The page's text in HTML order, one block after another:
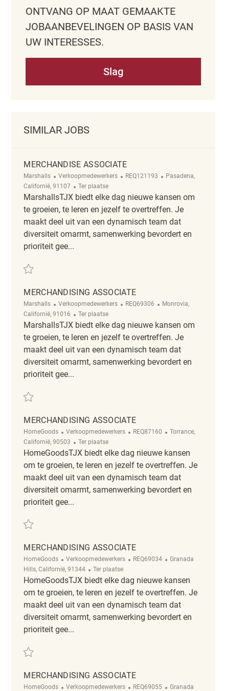
ONTVANG OP MAAT GEMAAKTE
JOBAANBEVELINGEN OP BASIS VAN
UW INTERESSES.
Slag
SIMILAR JOBS
MERCHANDISE ASSOCIATE
Marshalls Categorie
Verkoopmedewerkers ReqId
REQ121193 Plaats
Pasadena,
Californië, 91107
Afgelegen
Ter plaatse
MarshallsTJX biedt elke dag nieuwe kansen om
te groeien, te leren en jezelf te overtreffen. Je
maakt deel uit van een dynamisch team dat
diversiteit omarmt, samenwerking bevordert en
prioriteit gee...
Redden Merchandise Associate REQ121193
MERCHANDISING ASSOCIATE
Marshalls Categorie
Verkoopmedewerkers ReqId
REQ69306 Plaats
Monrovia,
Californië, 91016
Afgelegen
Ter plaatse
MarshallsTJX biedt elke dag nieuwe kansen om
te groeien, te leren en jezelf te overtreffen. Je
maakt deel uit van een dynamisch team dat
diversiteit omarmt, samenwerking bevordert en
prioriteit gee...
MERCHANDISING ASSOCIATE
HomeGoods Categorie
Verkoopmedewerkers ReqId
REQ87160 Plaats
Torrance,
Californië, 90503
Afgelegen
Ter plaatse
HomeGoodsTJX biedt elke dag nieuwe kansen
om te groeien, te leren en jezelf te overtreffen. Je
maakt deel uit van een dynamisch team dat
diversiteit omarmt, samenwerking bevordert en
prioriteit gee...
Redden Merchandising Associate REQ87160
MERCHANDISING ASSOCIATE
HomeGoods Categorie
Verkoopmedewerkers ReqId
REQ69034 Plaats
Granada
Hills, Californië, 91344
Afgelegen
Ter plaatse
HomeGoodsTJX biedt elke dag nieuwe kansen
om te groeien, te leren en jezelf te overtreffen. Je
maakt deel uit van een dynamisch team dat
diversiteit omarmt, samenwerking bevordert en
prioriteit gee...
Redden Merchandising Associate REQ69034
MERCHANDISING ASSOCIATE
HomeGoods Categorie
Verkoopmedewerkers ReqId
REQ69055 Plaats
Granada